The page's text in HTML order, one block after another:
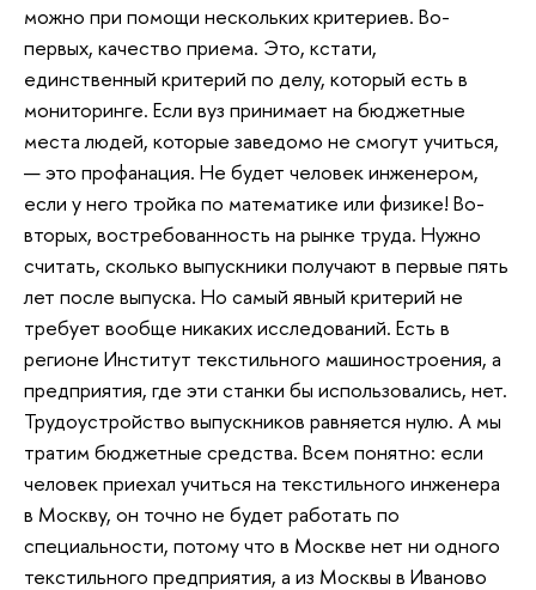
можно при помощи нескольких критериев. Во-
первых, качество приема. Это, кстати,
единственный критерий по делу, который есть в
мониторинге. Если вуз принимает на бюджетные
места людей, которые заведомо не смогут учиться,
— это профанация. Не будет человек инженером,
если у него тройка по математике или физике! Во-
вторых, востребованность на рынке труда. Нужно
считать, сколько выпускники получают в первые пять
лет после выпуска. Но самый явный критерий не
требует вообще никаких исследований. Есть в
регионе Институт текстильного машиностроения, а
предприятия, где эти станки бы использовались, нет.
Трудоустройство выпускников равняется нулю. А мы
тратим бюджетные средства. Всем понятно: если
человек приехал учиться на текстильного инженера
в Москву, он точно не будет работать по
специальности, потому что в Москве нет ни одного
текстильного предприятия, а из Москвы в Иваново